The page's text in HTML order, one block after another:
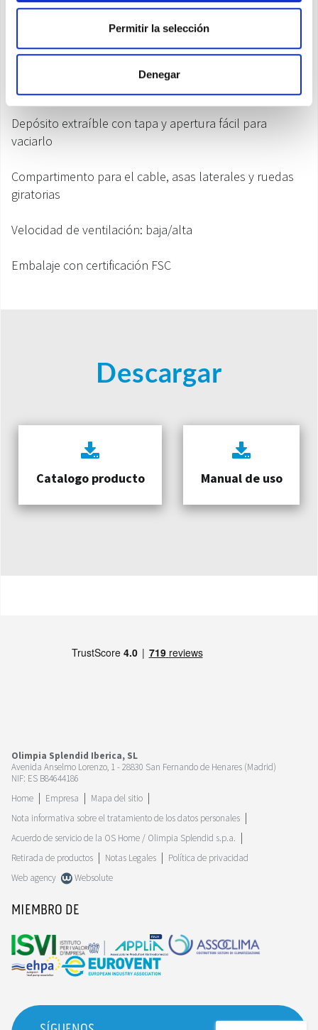
Permitir la selección
Denegar
Funcionamiento con descarga continua, sin necesidad
de extraer el depósito
Depósito extraíble con tapa y apertura fácil para
vaciarlo
Compartimento para el cable, asas laterales y ruedas
giratorias
Velocidad de ventilación: baja/alta
Embalaje con certificación FSC
Descargar
Catalogo producto Manual de uso
Olimpia Splendid Iberica, SL
Avenida Anselmo Lorenzo, 1 - 28830 San Fernando de Henares (Madrid)
NIF: ES B84644186
Home
Empresa
Mapa del sitio
Nota informativa sobre el tratamiento de los datos personales
Acuerdo de servicio de la OS Home / Olimpia Splendid s.p.a.
Retirada de productos
Notas Legales
Política de privacidad
Web agency
Websolute
MIEMBRO DE